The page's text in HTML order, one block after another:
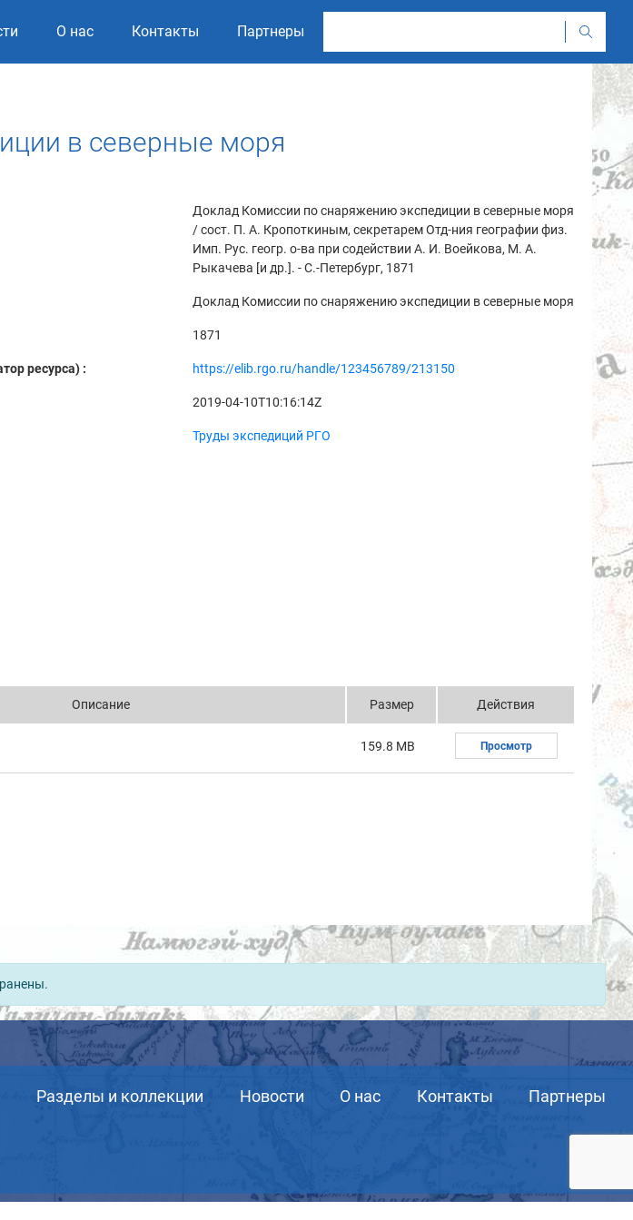
О нас Контакты Партнеры
в северные моря
Доклад Комиссии по снаряжению экспедиции в северные моря
/ сост. П. А. Кропоткиным, секретарем Отд-ния географии физ.
Имп. Рус. геогр. о-ва при содействии А. И. Воейкова, М. А.
Рыкачева [и др.]. - С.-Петербург, 1871
Доклад Комиссии по снаряжению экспедиции в северные моря
1871
ресурса) : https://elib.rgo.ru/handle/123456789/213150
2019-04-10T10:16:14Z
Труды экспедиций РГО
Описание Размер Действия
159.8 MB Просмотр
Разделы и коллекции Новости О нас Контакты Партнеры